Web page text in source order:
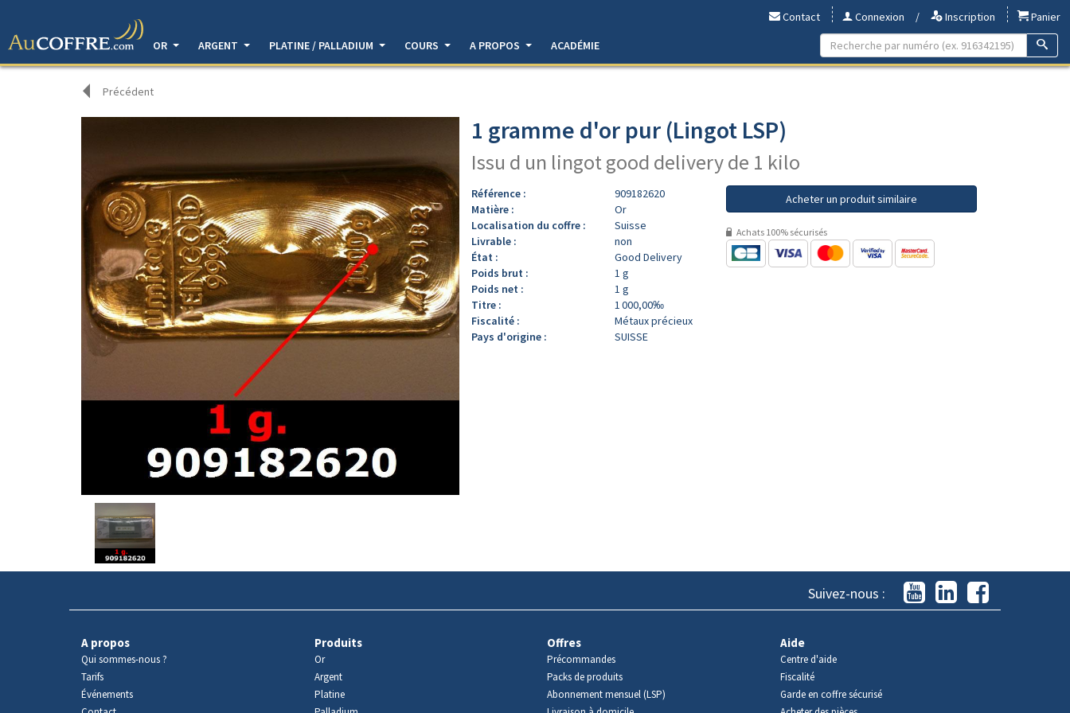
Contact Connexion / Inscription
Panier
OR
ARGENT PLATINE / PALLADIUM COURS A PROPOS ACADÉMIE
Précédent
Avers
produit
1 gramme d'or pur (Lingot LSP)
Issu d un lingot good delivery de 1 kilo
Référence :
909182620
Matière :
Or
Localisation du coffre :
Suisse
Livrable :
non
État :
Good Delivery
Poids brut :
1 g
Poids net :
1 g
Titre :
1 000,00‰
Fiscalité :
Métaux précieux
Pays d'origine :
SUISSE
Acheter un produit similaire
Achats 100% sécurisés
Suivez-nous :
A propos
Qui sommes-nous ?
Tarifs
Événements
Produits
Or
Argent
Platine
Offres
Précommandes
Packs de produits
Abonnement mensuel (LSP)
Aide
Centre d'aide
Fiscalité
Garde en coffre sécurisé